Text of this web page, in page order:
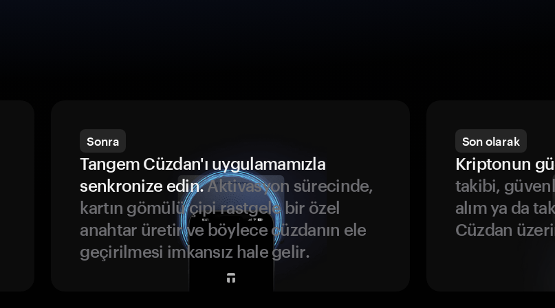
Sonra
Tangem Cüzdan'ı uygulamamızla
senkronize edin.Aktivasyon sürecinde,
kartın gömülü çipi rastgele bir özel
anahtar üretir ve böylece cüzdanın ele
geçirilmesi imkansız hale gelir.
Son olarak
Kriptonun
takibi,
alım ya da
Cüzdan